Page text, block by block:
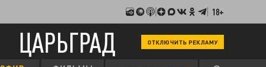
18+
ЦАРЬГРАД ОТКЛЮЧИТЬ РЕКЛАМУ